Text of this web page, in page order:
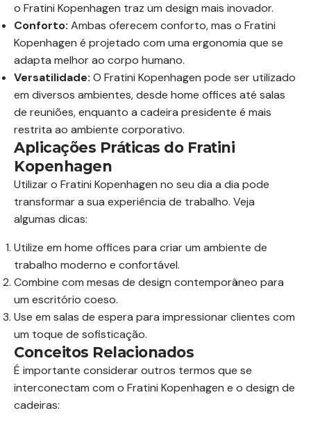
o Fratini Kopenhagen traz um design mais inovador.
Conforto: Ambas oferecem conforto, mas o Fratini
Kopenhagen é projetado com uma ergonomia que se
adapta melhor ao corpo humano.
Versatilidade: O Fratini Kopenhagen pode ser utilizado
em diversos ambientes, desde home offices até salas
de reuniões, enquanto a cadeira presidente é mais
restrita ao ambiente corporativo.
Aplicações Práticas do Fratini
Kopenhagen
Utilizar o Fratini Kopenhagen no seu dia a dia pode
transformar a sua experiência de trabalho. Veja
algumas dicas:
Utilize em home offices para criar um ambiente de
trabalho moderno e confortável.
Combine com mesas de design contemporâneo para
um escritório coeso.
Use em salas de espera para impressionar clientes com
um toque de sofisticação.
Conceitos Relacionados
É importante considerar outros termos que se
interconectam com o Fratini Kopenhagen e o design de
cadeiras: